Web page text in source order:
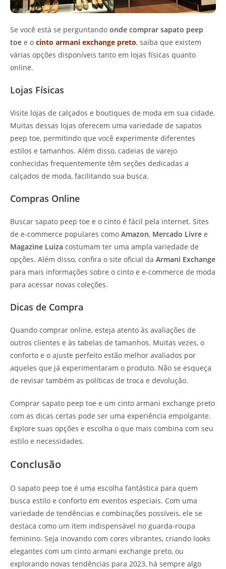
Se você está se perguntando onde comprar sapato peep
toe e o cinto armani exchange preto, saiba que existem
várias opções disponíveis tanto em lojas físicas quanto
online.
Lojas Físicas
Visite lojas de calçados e boutiques de moda em sua cidade.
Muitas dessas lojas oferecem uma variedade de sapatos
peep toe, permitindo que você experimente diferentes
estilos e tamanhos. Além disso, cadeias de varejo
conhecidas frequentemente têm seções dedicadas a
calçados de moda, facilitando sua busca.
Compras Online
Buscar sapato peep toe e o cinto é fácil pela internet. Sites
de e-commerce populares como Amazon, Mercado Livre e
Magazine Luiza costumam ter uma ampla variedade de
opções. Além disso, confira o site oficial da Armani Exchange
para mais informações sobre o cinto e e-commerce de moda
para acessar novas coleções.
Dicas de Compra
Quando comprar online, esteja atento às avaliações de
outros clientes e às tabelas de tamanhos. Muitas vezes, o
conforto e o ajuste perfeito estão melhor avaliados por
aqueles que já experimentaram o produto. Não se esqueça
de revisar também as políticas de troca e devolução.
Comprar sapato peep toe e um cinto armani exchange preto
com as dicas certas pode ser uma experiência empolgante.
Explore suas opções e escolha o que mais combina com seu
estilo e necessidades.
Conclusão
O sapato peep toe é uma escolha fantástica para quem
busca estilo e conforto em eventos especiais. Com uma
variedade de tendências e combinações possíveis, ele se
destaca como um item indispensável no guarda-roupa
feminino. Seja inovando com cores vibrantes, criando looks
elegantes com um cinto armani exchange preto, ou
explorando novas tendências para 2023, há sempre algo